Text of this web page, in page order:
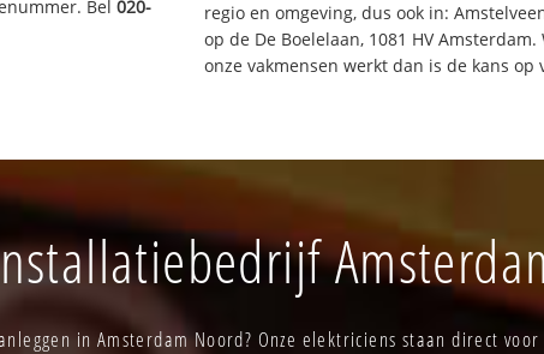
Bel020-
regio en omgeving, dus ook in:
op de De Boelelaan, 1081 HV
onze vakmensen werkt dan is de kans
in Amsterdam Noord? Onze elektriciens staan direct